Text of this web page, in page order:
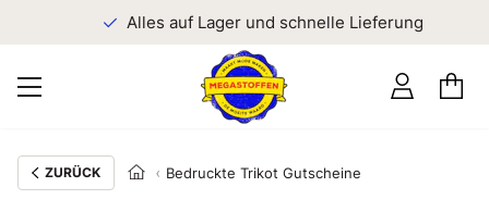
Alles auf Lager und schnelle Lieferung
ZURÜCK Bedruckte Trikot Gutscheine